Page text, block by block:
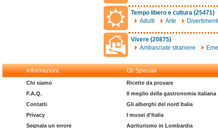
Tempo libero e cultura (25471)
Adulti
Arte
Vivere (20875)
Ambasciate straniere
Informazioni Gli Speciali
Chi siamo
F.A.Q.
Contatti
Privacy
Segnala un errore
Ricette da provare
Il meglio della gastronomia italiana
Gli alberghi del nord Italia
I musei d'Italia
Agriturismo in Lombardia